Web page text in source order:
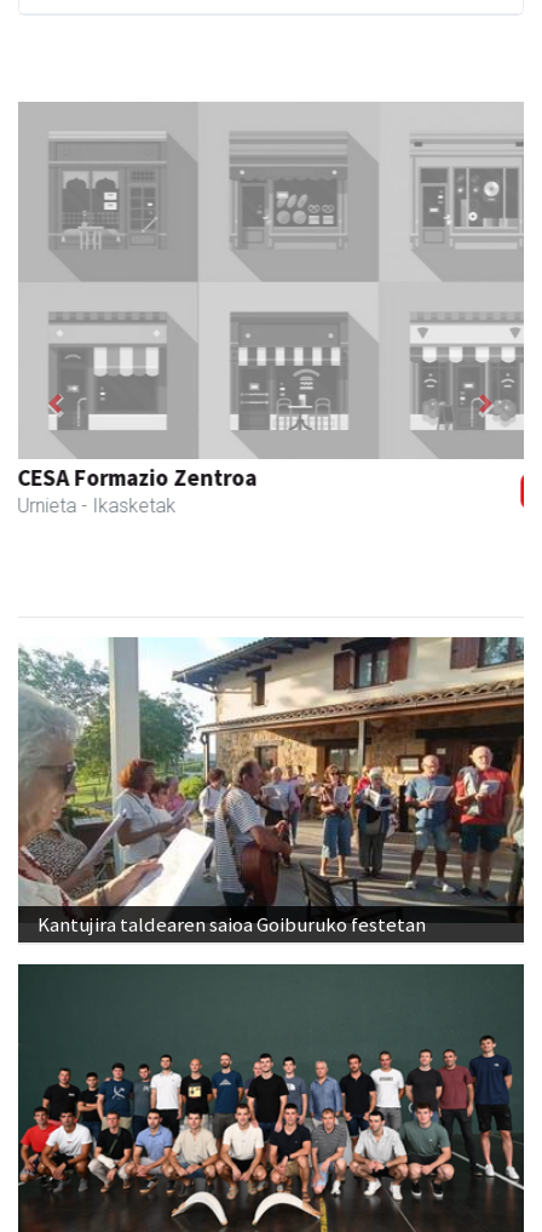
Urnietako AEK euskaltegia
Urnieta - Euskaltegiak
Previous Next
Kantujira taldearen saioa Goiburuko festetan
Babes zabala jaso du Ansak